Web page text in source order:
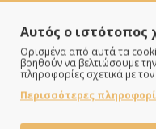
Αυτός ο ιστότοπος
Ορισμένα από αυτά τα
βοηθούν να βελτιώσουμε
πληροφορίες σχετικά με
Περισσότερες